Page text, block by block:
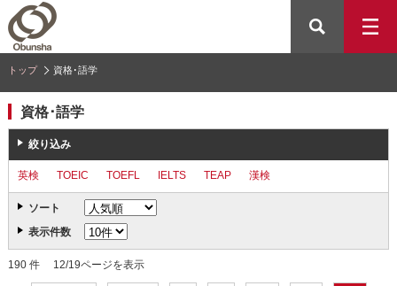
トップ 資格･語学
資格･語学
絞り込み
英検 TOEIC TOEFL IELTS TEAP 漢検
ソート
表示件数
190 件 12/19ページを表示